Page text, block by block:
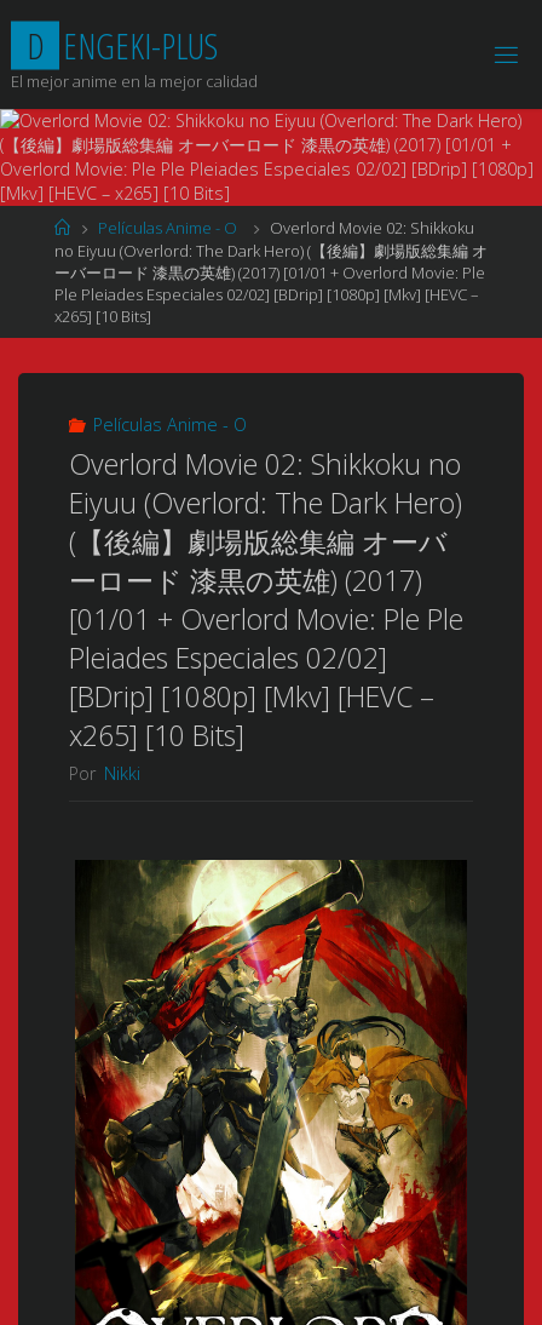
contenido
D ENGEKI-PLUS
El mejor anime en la mejor calidad
Página
de
Inicio
Películas Anime - O
Overlord Movie 02: Shikkoku
no Eiyuu (Overlord: The Dark Hero) (【後編】劇場版総集編 オ
ーバーロード 漆黒の英雄) (2017) [01/01 + Overlord Movie: Ple
Ple Pleiades Especiales 02/02] [BDrip] [1080p] [Mkv] [HEVC –
x265] [10 Bits]
Películas Anime - O
Overlord Movie 02: Shikkoku no
Eiyuu (Overlord: The Dark Hero)
(【後編】劇場版総集編 オーバ
ーロード 漆黒の英雄) (2017)
[01/01 + Overlord Movie: Ple Ple
Pleiades Especiales 02/02]
[BDrip] [1080p] [Mkv] [HEVC –
x265] [10 Bits]
Por Nikki